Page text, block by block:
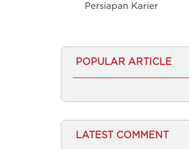
Persiapan Karier
POPULAR ARTICLE
LATEST COMMENT